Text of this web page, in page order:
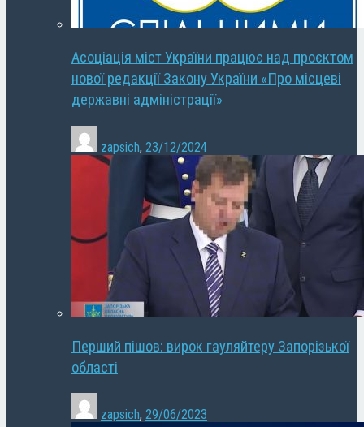
Асоціація міст України працює над проєктом
нової редакції Закону України «Про місцеві
державні адміністрації»
zapsich, 23/12/2024
Перший пішов: вирок гауляйтеру Запорізької
області
zapsich, 29/06/2023